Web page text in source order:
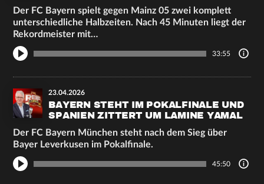
Der FC Bayern spielt gegen Mainz 05 zwei komplett
unterschiedliche Halbzeiten. Nach 45 Minuten liegt der
Rekordmeister mit…
33:55
23.04.2026
BAYERN STEHT IM POKALFINALE UND
SPANIEN ZITTERT UM LAMINE YAMAL
Der FC Bayern München steht nach dem Sieg über
Bayer Leverkusen im Pokalfinale.
45:50